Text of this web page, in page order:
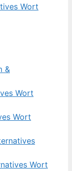
Wort
&
Wort
Wort
Wort